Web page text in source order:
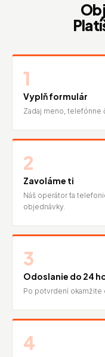
1
Vyplň formulár
Zadaj meno, telefónne
2
Zavoláme ti
Náš operátor ťa
objednávky.
3
Odoslanie do 24
Po potvrdení okamžite
4